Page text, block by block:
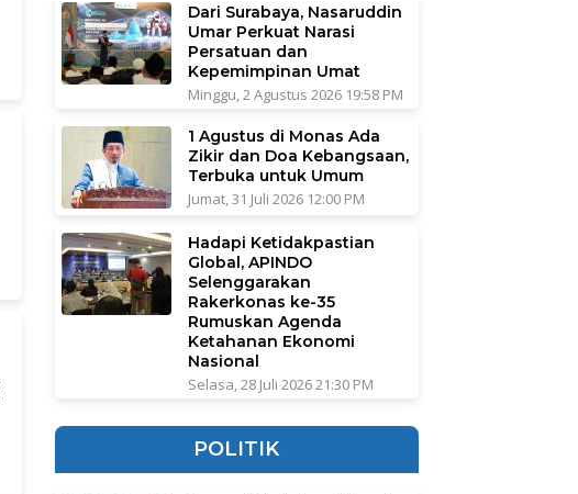
Dari Surabaya, Nasaruddin
Umar Perkuat Narasi
Persatuan dan
Kepemimpinan Umat
Minggu, 2 Agustus 2026 19:58 PM
1 Agustus di Monas Ada
Zikir dan Doa Kebangsaan,
Terbuka untuk Umum
Jumat, 31 Juli 2026 12:00 PM
Hadapi Ketidakpastian
Global, APINDO
Selenggarakan
Rakerkonas ke-35
Rumuskan Agenda
Ketahanan Ekonomi
Nasional
Selasa, 28 Juli 2026 21:30 PM
POLITIK